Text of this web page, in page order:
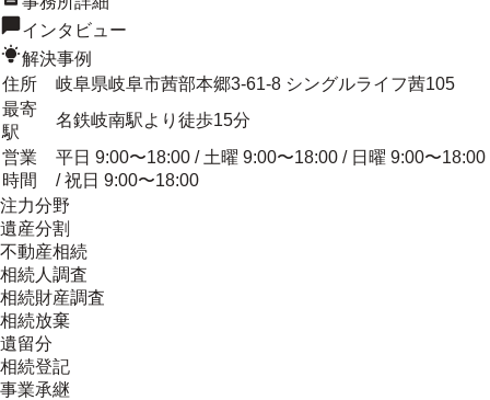
インタビュー
解決事例
住所
岐阜県岐阜市茜部本郷3-61-8 シングルライフ茜105
最寄
駅
名鉄岐南駅より徒歩15分
営業
時間
平日 9:00〜18:00 / 土曜 9:00〜18:00 / 日曜 9:00〜18:00
/ 祝日 9:00〜18:00
注力分野
遺産分割
不動産相続
相続人調査
相続財産調査
相続放棄
遺留分
相続登記
事業承継